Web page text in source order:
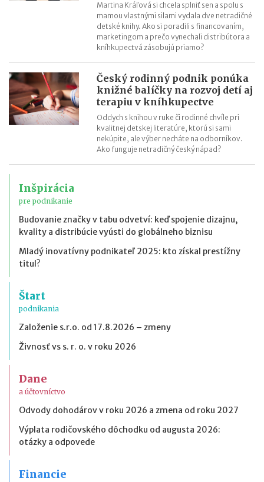
Martina Kráľová si chcela splniť sen a spolu s
mamou vlastnými silami vydala dve netradičné
detské knihy. Ako si poradili s financovaním,
marketingom a prečo vynechali distribútora a
kníhkupectvá zásobujú priamo?
Český rodinný podnik ponúka
knižné balíčky na rozvoj detí aj
terapiu v kníhkupectve
Oddych s knihou v ruke či rodinné chvíle pri
kvalitnej detskej literatúre, ktorú si sami
nekúpite, ale výber necháte na odborníkov.
Ako funguje netradičný český nápad?
Inšpirácia
pre podnikanie
Budovanie značky v tabu odvetví: keď spojenie dizajnu,
kvality a distribúcie vyústi do globálneho biznisu
Mladý inovatívny podnikateľ 2025: kto získal prestížny
titul?
Štart
podnikania
Založenie s.r.o. od 17.8.2026 – zmeny
Živnosť vs s. r. o. v roku 2026
Dane
a účtovníctvo
Odvody dohodárov v roku 2026 a zmena od roku 2027
Výplata rodičovského dôchodku od augusta 2026:
otázky a odpovede
Financie